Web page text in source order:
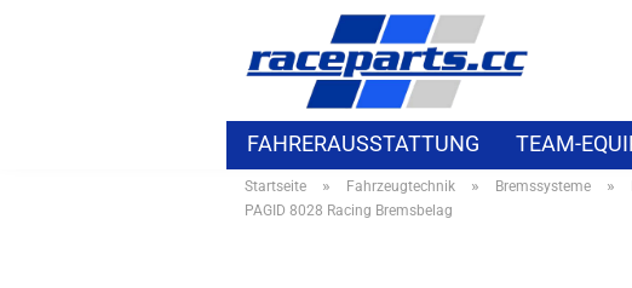
FAHRERAUSSTATTUNG TEAM-
ELEKTROZUBEHÖR
BMW SPECIALS
Startseite » Fahrzeugtechnik » Bremssysteme »
PAGID 8028 Racing Bremsbelag